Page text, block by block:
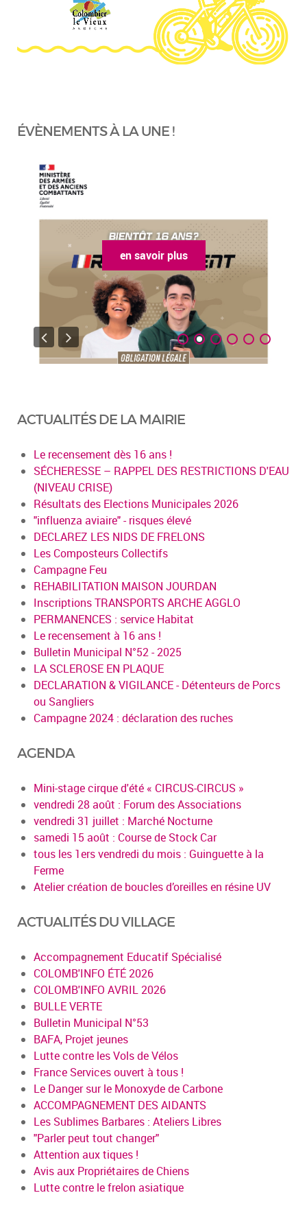
ÉVÈNEMENTS À LA UNE !
en savoir plus
ACTUALITÉS DE LA MAIRIE
Le recensement dès 16 ans !
SÉCHERESSE – RAPPEL DES RESTRICTIONS D'EAU
(NIVEAU CRISE)
Résultats des Elections Municipales 2026
"influenza aviaire" - risques élevé
DECLAREZ LES NIDS DE FRELONS
Les Composteurs Collectifs
Campagne Feu
REHABILITATION MAISON JOURDAN
Inscriptions TRANSPORTS ARCHE AGGLO
PERMANENCES : service Habitat
Le recensement à 16 ans !
Bulletin Municipal N°52 - 2025
LA SCLEROSE EN PLAQUE
DECLARATION & VIGILANCE - Détenteurs de Porcs
ou Sangliers
Campagne 2024 : déclaration des ruches
AGENDA
Mini-stage cirque d'été « CIRCUS-CIRCUS »
vendredi 28 août : Forum des Associations
vendredi 31 juillet : Marché Nocturne
samedi 15 août : Course de Stock Car
tous les 1ers vendredi du mois : Guinguette à la
Ferme
Atelier création de boucles d’oreilles en résine UV
ACTUALITÉS DU VILLAGE
Accompagnement Educatif Spécialisé
COLOMB'INFO ÉTÉ 2026
COLOMB'INFO AVRIL 2026
BULLE VERTE
Bulletin Municipal N°53
BAFA, Projet jeunes
Lutte contre les Vols de Vélos
France Services ouvert à tous !
Le Danger sur le Monoxyde de Carbone
ACCOMPAGNEMENT DES AIDANTS
Les Sublimes Barbares : Ateliers Libres
"Parler peut tout changer"
Attention aux tiques !
Avis aux Propriétaires de Chiens
Lutte contre le frelon asiatique